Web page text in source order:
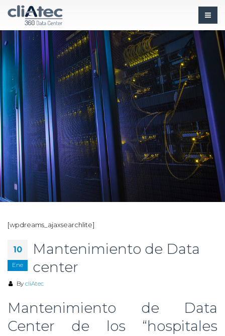
[wpdreams_ajaxsearchlite]
10
Ene
Mantenimiento de Data
center
By cliAtec
Mantenimiento de Data
Center de los “hospitales